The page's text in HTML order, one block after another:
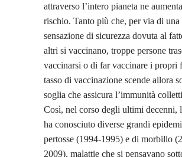
attraverso l’intero pianeta ne
rischio. Tanto più che, per via di una
sensazione di sicurezza dovuta al
altri si vaccinano, troppe persone
vaccinarsi o di far vaccinare i propri
tasso di vaccinazione scende allora
soglia che assicura l’immunità
Così, nel corso degli ultimi decenni,
ha conosciuto diverse grandi
pertosse (1994-1995) e di morbillo
2009), malattie che si pensavano